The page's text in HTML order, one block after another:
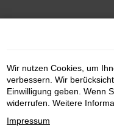
Wir nutzen Cookies, um
verbessern. Wir
Einwilligung geben. Wenn
widerrufen. Weitere
Impressum